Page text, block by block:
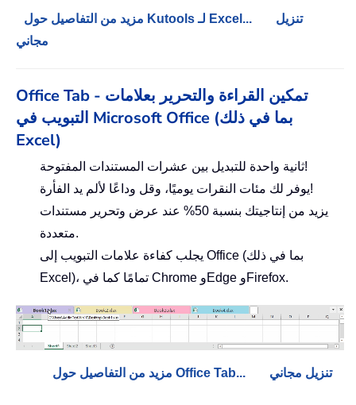
مزيد من التفاصيل حول Kutools لـ Excel...
تنزيل
مجاني
Office Tab - تمكين القراءة والتحرير بعلامات
التبويب في Microsoft Office (بما في ذلك
Excel)
ثانية واحدة للتبديل بين عشرات المستندات المفتوحة!
يوفر لك مئات النقرات يوميًا، وقل وداعًا لألم يد الفأرة!
يزيد من إنتاجيتك بنسبة 50% عند عرض وتحرير مستندات
متعددة.
يجلب كفاءة علامات التبويب إلى Office (بما في ذلك
Excel)، تمامًا كما في Chrome وEdge وFirefox.
مزيد من التفاصيل حول Office Tab... تنزيل مجاني